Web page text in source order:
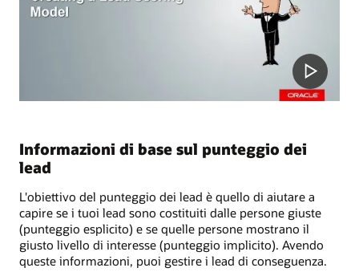
Informazioni di base sul punteggio dei
lead
L'obiettivo del punteggio dei lead è quello di aiutare a
capire se i tuoi lead sono costituiti dalle persone giuste
(punteggio esplicito) e se quelle persone mostrano il
giusto livello di interesse (punteggio implicito). Avendo
queste informazioni, puoi gestire i lead di conseguenza.